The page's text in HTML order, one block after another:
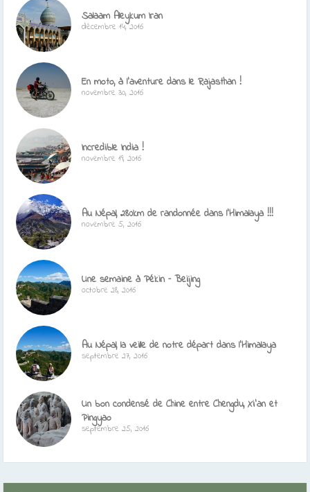
Salaam Aleykum Iran
décembre 14, 2016
En moto, à l’aventure dans le Rajasthan !
novembre 30, 2016
Incredible India !
novembre 19, 2016
Au Népal, 280km de randonnée dans l’Himalaya !!!
novembre 5, 2016
Une semaine à Pékin – Beijing
octobre 28, 2016
Au Népal, la veille de notre départ dans l’Himalaya
septembre 27, 2016
Un bon condensé de Chine entre Chengdu, Xi’an et
Pingyao
septembre 25, 2016